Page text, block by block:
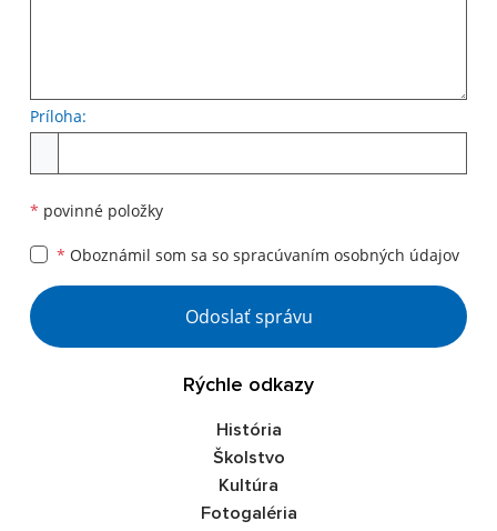
Príloha:
* povinné položky
* Oboznámil som sa so spracúvaním osobných údajov
Google reCaptcha Response
Odoslať správu
Rýchle odkazy
História
Školstvo
Kultúra
Fotogaléria